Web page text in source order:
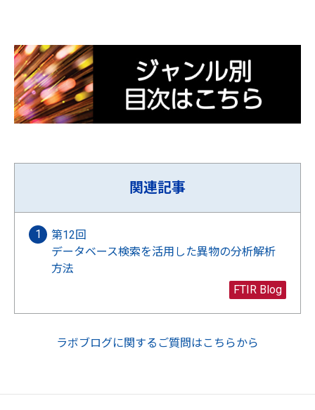
関連記事
第12回
データベース検索を活用した異物の分析解析
方法
FTIR Blog
ラボブログに関するご質問はこちらから